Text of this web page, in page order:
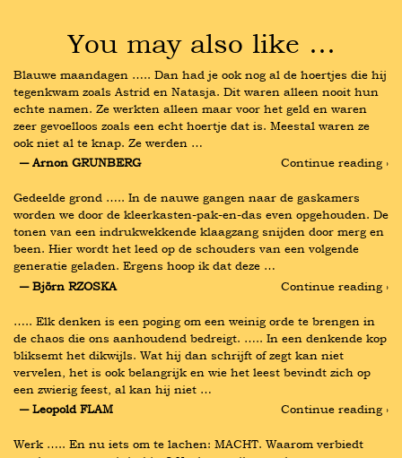
You may also like …
Blauwe maandagen ….. Dan had je ook nog al de hoertjes die hij
tegenkwam zoals Astrid en Natasja. Dit waren alleen nooit hun
echte namen. Ze werkten alleen maar voor het geld en waren
zeer gevoelloos zoals een echt hoertje dat is. Meestal waren ze
ook niet al te knap. Ze werden …
― Arnon GRUNBERG
Continue reading ›
Gedeelde grond ….. In de nauwe gangen naar de gaskamers
worden we door de kleerkasten-pak-en-das even opgehouden. De
tonen van een indrukwekkende klaagzang snijden door merg en
been. Hier wordt het leed op de schouders van een volgende
generatie geladen. Ergens hoop ik dat deze …
― Björn RZOSKA
Continue reading ›
….. Elk denken is een poging om een weinig orde te brengen in
de chaos die ons aanhoudend bedreigt. ….. In een denkende kop
bliksemt het dikwijls. Wat hij dan schrijft of zegt kan niet
vervelen, het is ook belangrijk en wie het leest bevindt zich op
een zwierig feest, al kan hij niet …
― Leopold FLAM
Continue reading ›
Werk ….. En nu iets om te lachen: MACHT. Waarom verbiedt